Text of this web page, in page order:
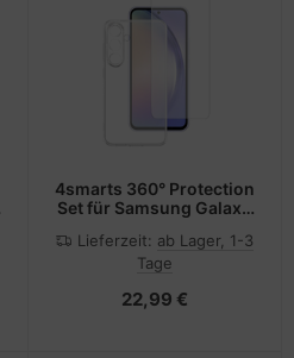
4smarts 360° Protection
Set für Samsung Galaxy
Lieferzeit: ab Lager, 1-3
Tage
22,99 €